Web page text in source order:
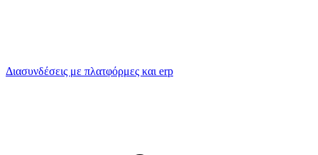
Διασυνδέσεις με πλατφόρμες και erp